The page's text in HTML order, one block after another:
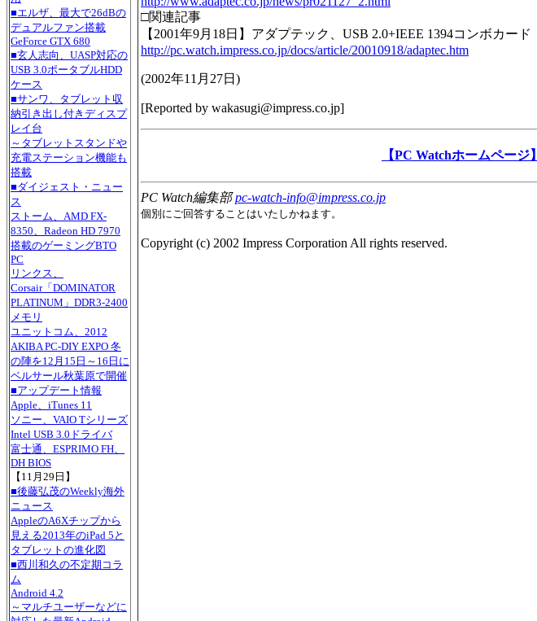
■エルザ、最大で26dBの
デュアルファン搭載
GeForce GTX 680
■玄人志向、UASP対応の
USB 3.0ポータブルHDD
ケース
■サンワ、タブレット収
納引き出し付きディスプ
レイ台
～タブレットスタンドや
充電ステーション機能も
搭載
■ダイジェスト・ニュー
ス
ストーム、AMD FX-
8350、Radeon HD 7970
搭載のゲーミングBTO
PC
リンクス、
Corsair「DOMINATOR
PLATINUM」DDR3-2400
メモリ
ユニットコム、2012
AKIBA PC-DIY EXPO 冬
の陣を12月15日～16日に
ベルサール秋葉原で開催
■アップデート情報
Apple、iTunes 11
ソニー、VAIO Tシリーズ
Intel USB 3.0ドライバ
富士通、ESPRIMO FH、
DH BIOS
【11月29日】
■後藤弘茂のWeekly海外
ニュース
AppleのA6Xチップから
見える2013年のiPad 5と
タブレットの進化図
■西川和久の不定期コラ
ム
Android 4.2
～マルチユーザーなどに
□関連記事
【2001年9月18日】アダプテック、USB 2.0+IEEE 1394コンボカード
http://pc.watch.impress.co.jp/docs/article/20010918/adaptec.htm
(2002年11月27日 )
[Reported by wakasugi@impress.co.jp]
【PC Watchホームページ】
PC Watch編集部pc-watch-info@impress.co.jp
個別にご回答することはいたしかねます。
Copyright (c) 2002 Impress Corporation All rights reserved.